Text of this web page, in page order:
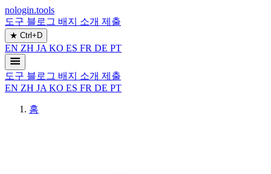
nologin.tools
도구 블로그 배지 소개 제출
★ Ctrl+D
EN ZH JA KO ES FR DE PT
도구 블로그 배지 소개 제출
EN ZH JA KO ES FR DE PT
홈